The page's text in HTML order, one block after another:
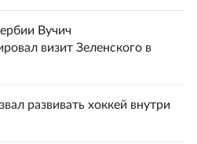
Вучич
визит Зеленского в
развивать хоккей внутри